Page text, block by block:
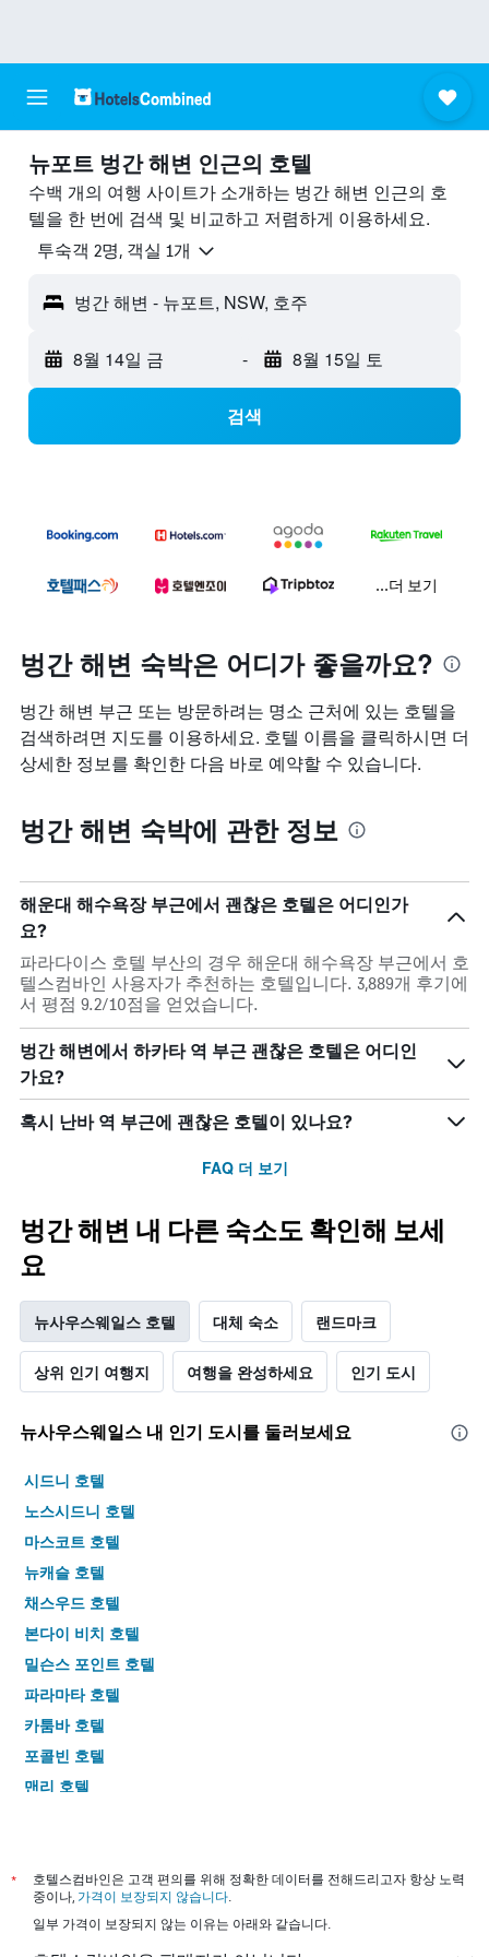
뉴포트 벙간 해변 ​인근의 호텔
수백 개의 여행 사이트가 소개하는 벙간 해변 인근의 호
텔을 한 번에 검색 및 비교하고 저렴하게 이용하세요.
​투숙객 2​명, ​객실 1개
벙간 해변 - 뉴포트, NSW, 호주
8월 14일 금 - 8월 15일 토
검색
...더 보기
벙간 해변 숙박은 어디가 좋을까요?
벙간 해변 부근 또는 방문하려는 명소 근처에 있는 호텔을
검색하려면 지도를 이용하세요. 호텔 이름을 클릭하시면 더
상세한 정보를 확인한 다음 바로 예약할 수 있습니다.
벙간 해변 숙박에 관한 정보
해운대 해수욕장 부근에서 괜찮은 호텔은 어디인가
요?
파라다이스 호텔 부산의 경우 해운대 해수욕장 부근에서 호
텔스컴바인 사용자가 추천하는 호텔입니다. 3,889개 후기에
서 평점 9.2/10점을 얻었습니다.
벙간 해변에서 하카타 역 부근 괜찮은 호텔은 어디인
가요?
혹시 난바 역 부근에 괜찮은 호텔이 있나요?
FAQ 더 보기
벙간 해변 내 다른 숙소도 확인해 보세
요
뉴사우스웨일스 호텔 대체 숙소 랜드마크
상위 인기 여행지 여행을 완성하세요 인기 도시
뉴사우스웨일스 내 인기 도시를 둘러보세요
시드니 호텔
노스시드니 호텔
마스코트 호텔
뉴캐슬 호텔
채스우드 호텔
본다이 비치 호텔
밀슨스 포인트 호텔
파라마타 호텔
카툼바 호텔
포콜빈 호텔
맨리 호텔
바이런베이 호텔
러시커터스 베이 호텔
*
호텔스컴바인은 고객 편의를 위해 정확한 데이터를 전해드리고자 항상 노력
중이나, 가격이 보장되지 않습니다.
일부 가격이 보장되지 않는 이유는 아래와 같습니다.